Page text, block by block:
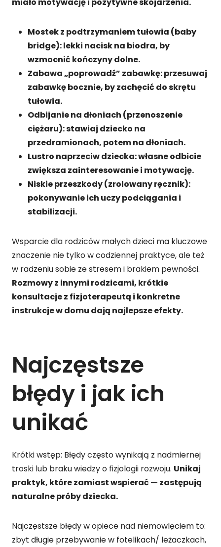
Mostek z podtrzymaniem tułowia (baby
bridge): lekki nacisk na biodra, by
wzmocnić kończyny dolne.
Zabawa „poprowadź” zabawkę: przesuwaj
zabawkę bocznie, by zachęcić do skrętu
tułowia.
Odbijanie na dłoniach (przenoszenie
ciężaru): stawiaj dziecko na
przedramionach, potem na dłoniach.
Lustro naprzeciw dziecka: własne odbicie
zwiększa zainteresowanie i motywację.
Niskie przeszkody (zrolowany ręcznik):
pokonywanie ich uczy podciągania i
stabilizacji.
Wsparcie dla rodziców małych dzieci ma kluczowe
znaczenie nie tylko w codziennej praktyce, ale też
w radzeniu sobie ze stresem i brakiem pewności.
Rozmowy z innymi rodzicami, krótkie
konsultacje z fizjoterapeutą i konkretne
instrukcje w domu dają najlepsze efekty.
Najczęstsze
błędy i jak ich
unikać
Krótki wstęp: Błędy często wynikają z nadmiernej
troski lub braku wiedzy o fizjologii rozwoju. Unikaj
praktyk, które zamiast wspierać — zastępują
naturalne próby dziecka.
Najczęstsze błędy w opiece nad niemowlęciem to:
zbyt długie przebywanie w fotelikach/ leżaczkach,